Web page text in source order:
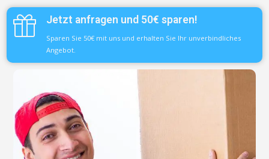
Jetzt anfragen und 50€ sparen!
Sparen Sie 50€ mit uns und erhalten Sie Ihr unverbindliches
Angebot.